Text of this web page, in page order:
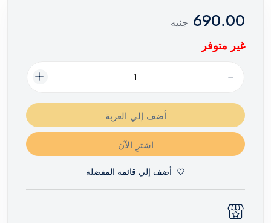
690.00 جنيه
غير متوفر
أضف إلي العربة
اشترِ الآن
أضف إلي قائمة المفضلة